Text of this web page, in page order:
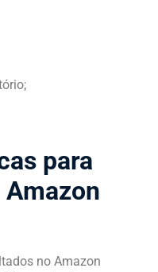
para
no Amazon